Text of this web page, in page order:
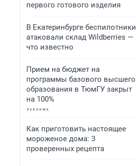
первого готового изделия
В Екатеринбурге беспилотники
атаковали склад Wildberries —
что известно
Прием на бюджет на
программы базового высшего
образования в ТюмГУ закрыт
на 100%
Как приготовить настоящее
мороженое дома: 3
проверенных рецепта